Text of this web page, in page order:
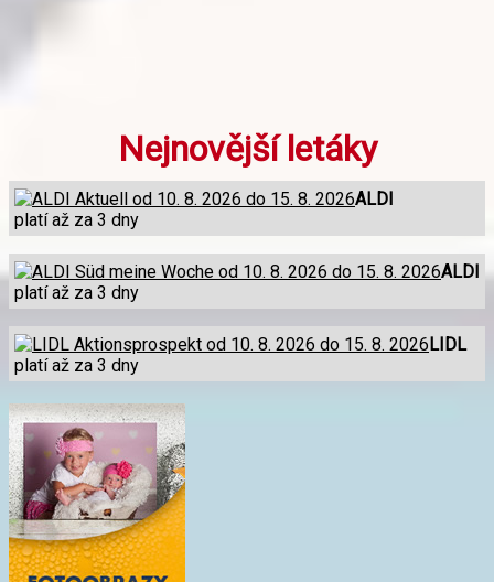
Nejnovější letáky
ALDI
platí až za 3 dny
ALDI
platí až za 3 dny
LIDL
platí až za 3 dny